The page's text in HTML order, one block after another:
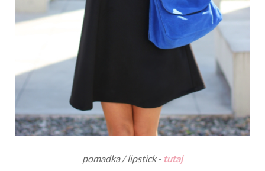
pomadka / lipstick - tutaj